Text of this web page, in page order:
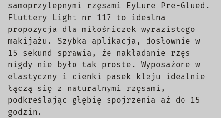
samoprzylepnymi rzęsami EyLure Pre-Glued.
Fluttery Light nr 117 to idealna
propozycja dla miłośniczek wyrazistego
makijażu. Szybka aplikacja, dosłownie w
15 sekund sprawia, że nakładanie rzęs
nigdy nie było tak proste. Wyposażone w
elastyczny i cienki pasek kleju idealnie
łączą się z naturalnymi rzęsami,
podkreślając głębię spojrzenia aż do 15
godzin.